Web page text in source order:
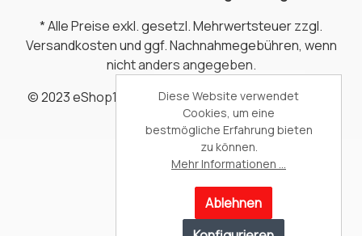
* Alle Preise exkl. gesetzl. Mehrwertsteuer zzgl.
Versandkostenund ggf. Nachnahmegebühren, wenn
nicht anders angegeben.
© 2023 eShop1 - Alle Rechte vorbehalten. Theme by
ThemeWare®
Diese Website verwendet
Cookies, um eine
bestmögliche Erfahrung bieten
zu können.
Mehr Informationen ...
Ablehnen